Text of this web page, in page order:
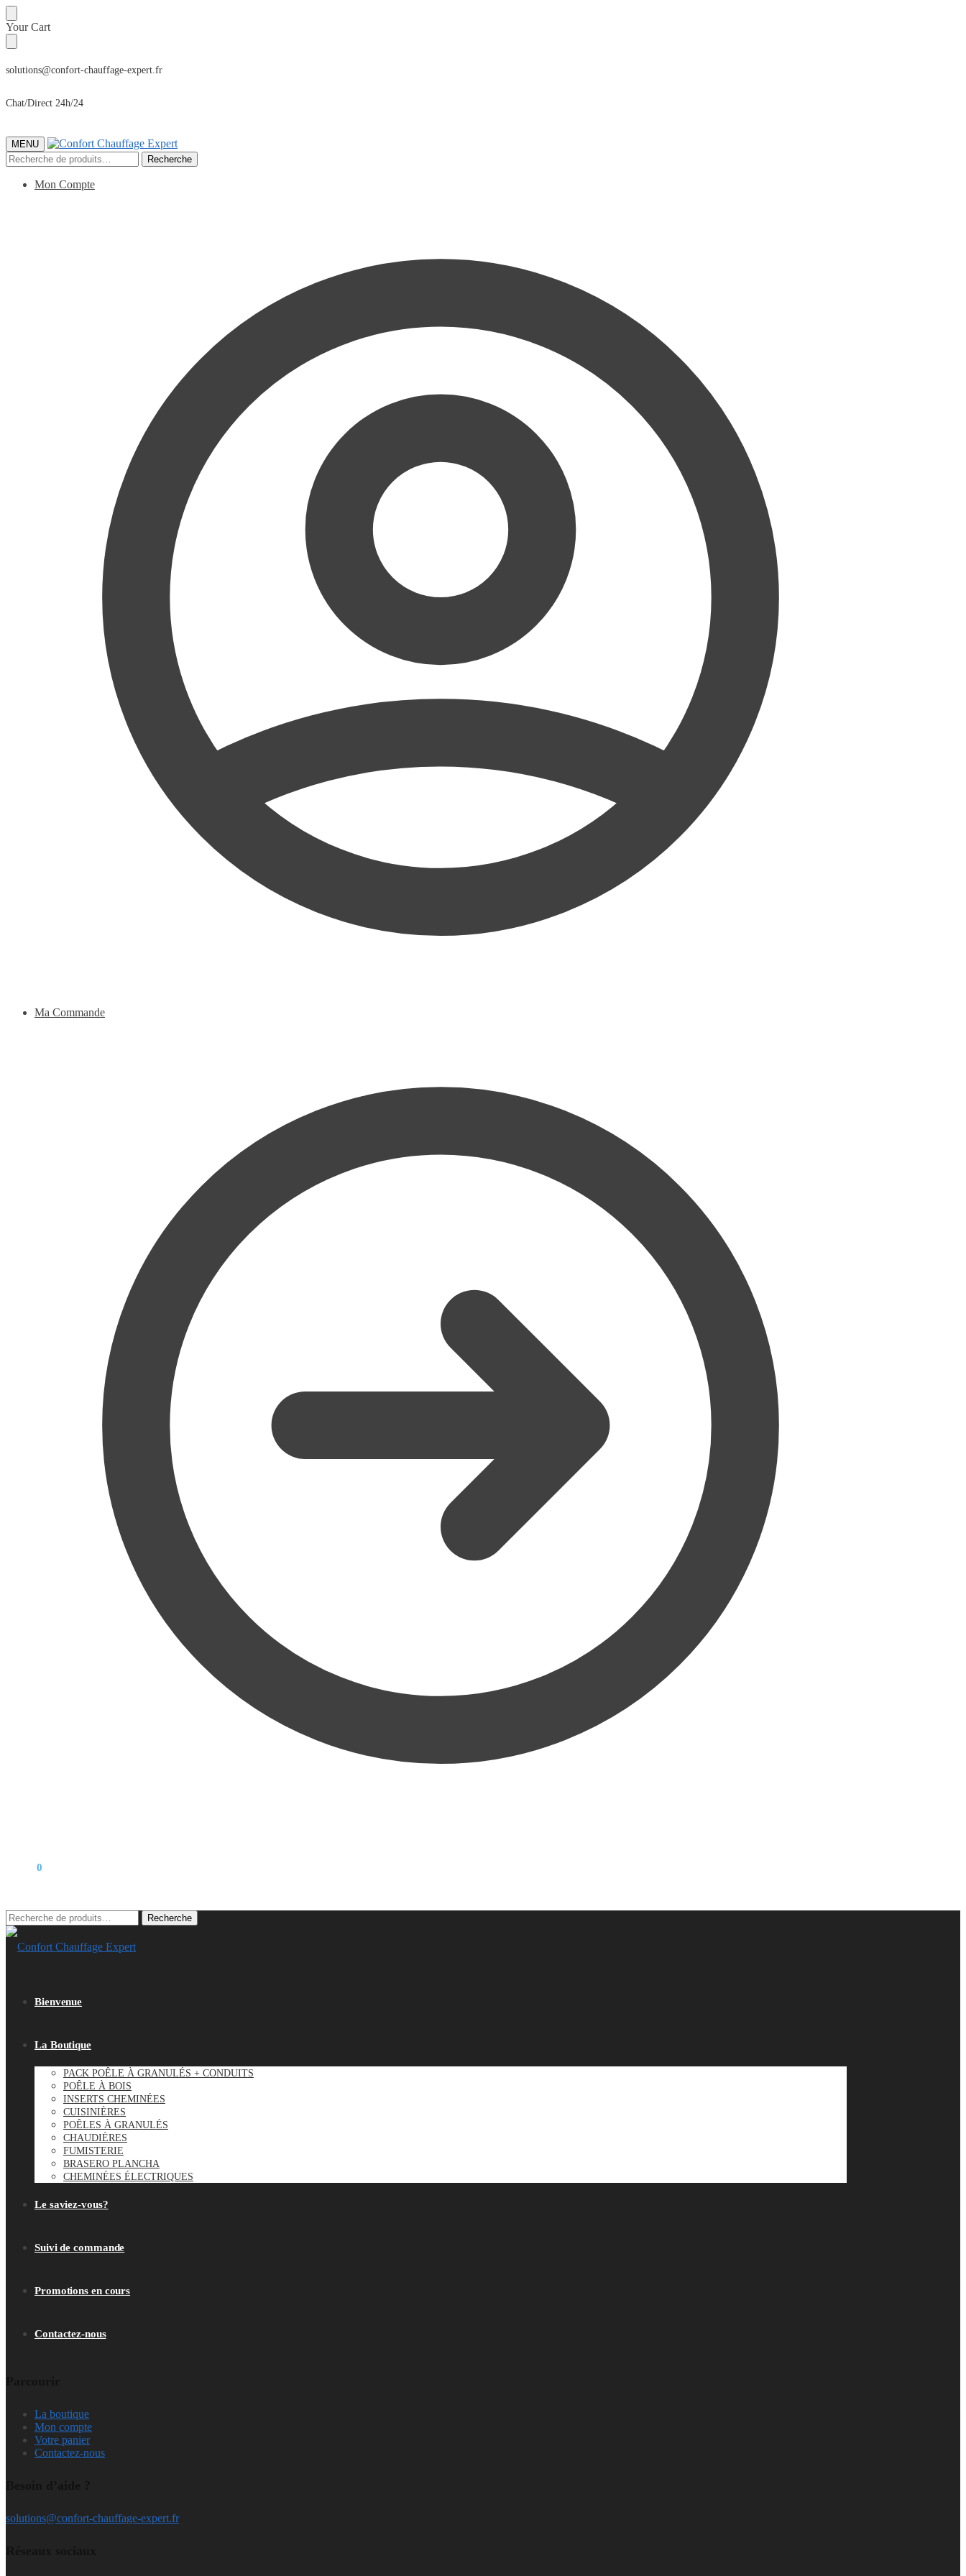
Sauter
à
la
navigation
Skip
to
content
Your Cart
solutions@confort-chauffage-expert.fr
Chat/Direct 24h/24
MENU
Recherche
pour :
Recherche
Mon Compte
Ma Commande
0
Recherche
pour :
Recherche
Bienvenue
La Boutique
PACK POÊLE À GRANULÉS + CONDUITS
POÊLE À BOIS
INSERTS CHEMINÉES
CUISINIÈRES
POÊLES À GRANULÉS
CHAUDIÈRES
FUMISTERIE
BRASERO PLANCHA
CHEMINÉES ÉLECTRIQUES
Le saviez-vous?
Suivi de commande
Promotions en cours
Contactez-nous
La boutique
Mon compte
Votre panier
Contactez-nous
solutions@confort-chauffage-expert.fr